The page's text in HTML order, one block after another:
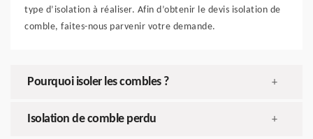
type d’isolation à réaliser. Afin d’obtenir le devis isolation de
comble, faites-nous parvenir votre demande.
Pourquoi isoler les combles ? +
Isolation de comble perdu +